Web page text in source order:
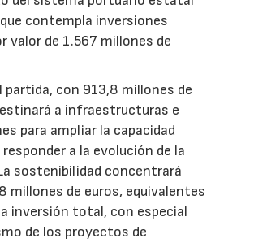
contempla inversiones
valor de 1.567 millones de
partida, con 913,8 millones de
a infraestructuras e
para ampliar la capacidad
a la evolución de la
sostenibilidad concentrará
millones de euros, equivalentes
inversión total, con especial
de los proyectos de